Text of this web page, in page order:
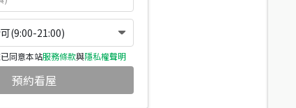
(9:00-21:00)
同意本站服務條款與隱私權聲明
預約看屋